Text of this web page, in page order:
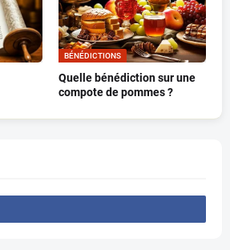
BÉNÉDICTIONS
Quelle bénédiction sur une
compote de pommes ?